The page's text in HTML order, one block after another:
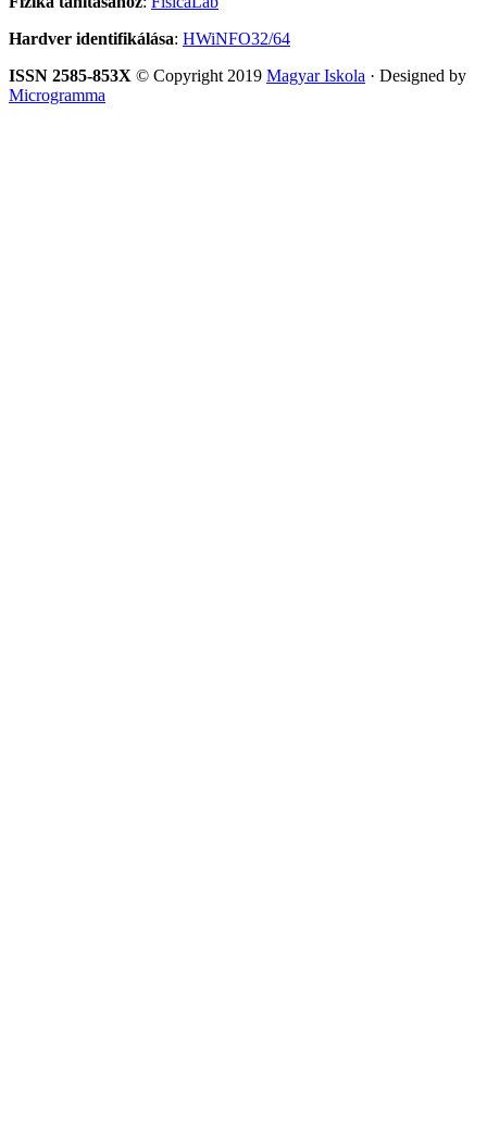
Hardver identifikálása: HWiNFO32/64
ISSN 2585-853X © Copyright 2019 Magyar Iskola · Designed by
Microgramma